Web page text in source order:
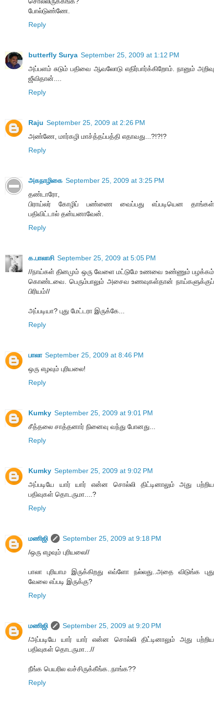
போல்டுண்ணே.
Reply
butterfly Surya September 25, 2009 at 1:12 PM
அப்பளம் சுடும் பதிவை ஆவலோடு எதிர்பார்க்கிறோம். நானும் அறிவு
ஜீவிதான்....
Reply
Raju September 25, 2009 at 2:26 PM
அண்ணே, மார்கழி மாச்த்தப்பத்தி எதாவது...?!?!?
Reply
அகநாழிகை September 25, 2009 at 3:25 PM
தண்டாரோ,
பிராய்லர் கோழிப் பண்ணை வைப்பது எப்படியென தாங்கள்
பதிவிட்டால் தன்யனாவேன்.
Reply
க.பாலாசி September 25, 2009 at 5:05 PM
//நாய்கள் தினமும் ஒரு வேளை மட்டுமே உணவை உண்ணும் பழக்கம்
கொண்டவை. பெரு‌ம்பாலு‌ம் அசைவ உணவுக‌ள்தா‌ன் நா‌‌ய்களு‌க்கு‌ப்
‌பி‌ரிய‌ம்//
அப்படியா? புது மேட்டரா இருக்கே...
Reply
பாலா September 25, 2009 at 8:46 PM
ஒரு எழவும் புரியலை!
Reply
Kumky September 25, 2009 at 9:01 PM
சீத்தலை சாத்தனார் நினைவு வந்து போனது...
Reply
Kumky September 25, 2009 at 9:02 PM
அப்படியே யார் யார் என்ன சொல்லி திட்டினாலும் அது பற்றிய
பதிவுகள் தொடருமா....?
Reply
மணிஜி
September 25, 2009 at 9:18 PM
/ஒரு எழவும் புரியலை//
பாலா புரியாம இருக்கிறது எவ்ளோ நல்லது..அதை விடுங்க புது
வேலை எப்படி இருக்கு?
Reply
மணிஜி
September 25, 2009 at 9:20 PM
/அப்படியே யார் யார் என்ன சொல்லி திட்டினாலும் அது பற்றிய
பதிவுகள் தொடருமா...//
நீங்க பெயரில வச்சிருக்கீங்க..நாங்க??
Reply